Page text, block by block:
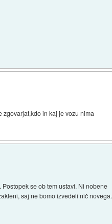
in kaj je vozu nima
se ob tem ustavi. Ni nobene
saj ne bomo izvedeli nič novega.